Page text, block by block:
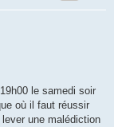
le samedi soir
où il faut réussir
une malédiction